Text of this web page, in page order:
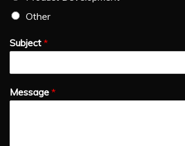
Other
Subject *
Message *